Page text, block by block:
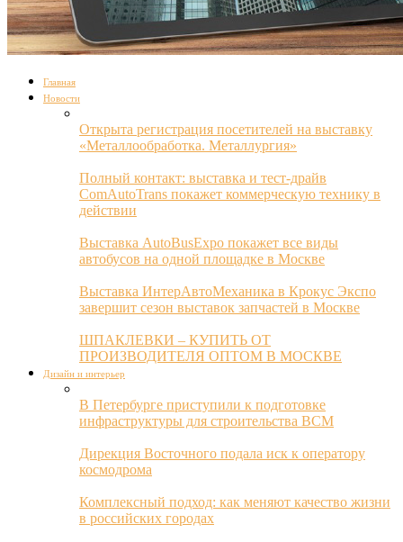
Главная
Новости
Открыта регистрация посетителей на выставку
«Металлообработка. Металлургия»
Полный контакт: выставка и тест-драйв
ComAutoTrans покажет коммерческую технику в
действии
Выставка AutoBusExpo покажет все виды
автобусов на одной площадке в Москве
Выставка ИнтерАвтоМеханика в Крокус Экспо
завершит сезон выставок запчастей в Москве
ШПАКЛЕВКИ – КУПИТЬ ОТ
ПРОИЗВОДИТЕЛЯ ОПТОМ В МОСКВЕ
Дизайн и интерьер
В Петербурге приступили к подготовке
инфраструктуры для строительства ВСМ
Дирекция Восточного подала иск к оператору
космодрома
Комплексный подход: как меняют качество жизни
в российских городах